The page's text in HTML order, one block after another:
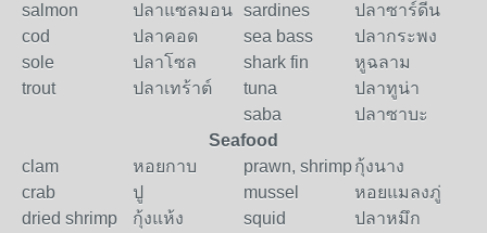
salmon ปลาแซลมอน sardines
ปลาซาร์ดีน
cod
ปลาคอด sea bass
ปลากระพง
sole
ปลาโซล shark fin
หูฉลาม
trout
ปลาเทร้าต์ tuna
ปลาทูน่า
saba
ปลาซาบะ
Seafood
clam
หอยกาบ prawn, shrimpกุ้งนาง
crab
ปู mussel
หอยแมลงภู่
dried shrimp
กุ้งแห้ง squid
ปลาหมึก